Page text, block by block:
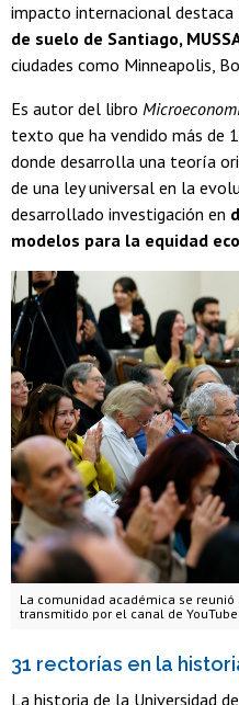
impacto internacional destaca
de suelo de Santiago,
ciudades como Minneapolis,
Es autor del libro
texto que ha vendido más de
donde desarrolla una teoría
de una ley universal en la
desarrollado investigación en
modelos para la equidad
La comunidad académica se
transmitido por el canal de
31 rectorías en la
La historia de la Universidad